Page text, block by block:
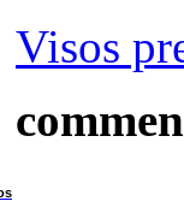
Visos